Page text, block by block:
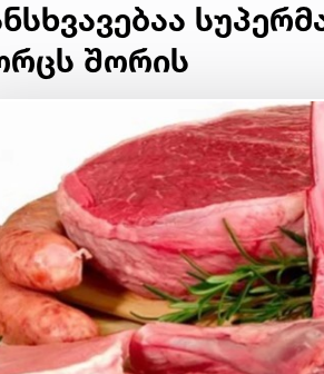
შორის